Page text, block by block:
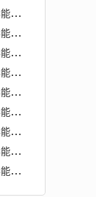
教师资格证考试，学科知识与教学能力 (初中生物)
教师资格证考试，学科知识与教学能力 (初中美术)
教师资格证考试，学科知识与教学能力 (初中历史)
教师资格证考试，学科知识与教学能力 (初中化学)
教师资格证考试，学科知识与教学能力 (初中地理)
教师资格证考试，学科知识与教学能力 (高中语文)
教师资格证考试，学科知识与教学能力 (高中英语)
教师资格证考试，学科知识与教学能力 (高中音乐)
教师资格证考试，学科知识与教学能力 (高中信息技术)